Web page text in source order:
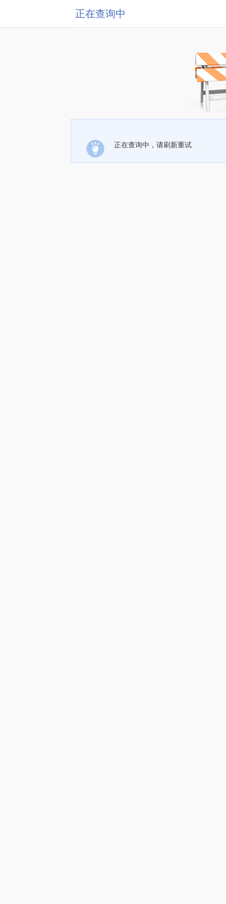
正在查询中
正在查询中，请刷新重试